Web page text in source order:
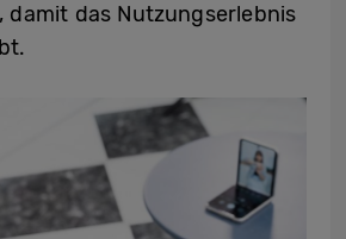
damit das Nutzungserlebnis